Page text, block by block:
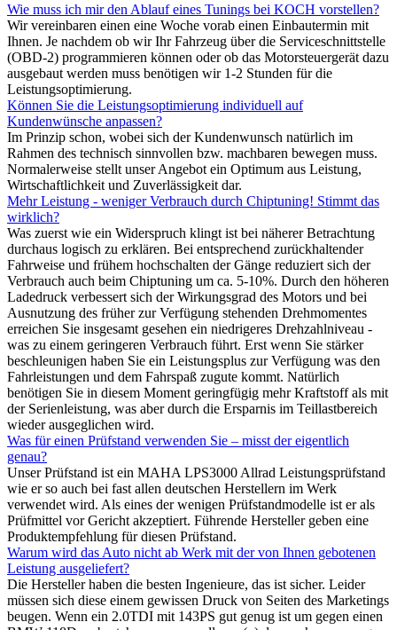
Wie muss ich mir den Ablauf eines Tunings bei KOCH vorstellen?
Wir vereinbaren einen eine Woche vorab einen Einbautermin mit
Ihnen. Je nachdem ob wir Ihr Fahrzeug über die Serviceschnittstelle
(OBD-2) programmieren können oder ob das Motorsteuergerät dazu
ausgebaut werden muss benötigen wir 1-2 Stunden für die
Leistungsoptimierung.
Können Sie die Leistungsoptimierung individuell auf
Kundenwünsche anpassen?
Im Prinzip schon, wobei sich der Kundenwunsch natürlich im
Rahmen des technisch sinnvollen bzw. machbaren bewegen muss.
Normalerweise stellt unser Angebot ein Optimum aus Leistung,
Wirtschaftlichkeit und Zuverlässigkeit dar.
Mehr Leistung - weniger Verbrauch durch Chiptuning! Stimmt das
wirklich?
Was zuerst wie ein Widerspruch klingt ist bei näherer Betrachtung
durchaus logisch zu erklären. Bei entsprechend zurückhaltender
Fahrweise und frühem hochschalten der Gänge reduziert sich der
Verbrauch auch beim Chiptuning um ca. 5-10%. Durch den höheren
Ladedruck verbessert sich der Wirkungsgrad des Motors und bei
Ausnutzung des früher zur Verfügung stehenden Drehmomentes
erreichen Sie insgesamt gesehen ein niedrigeres Drehzahlniveau -
was zu einem geringeren Verbrauch führt. Erst wenn Sie stärker
beschleunigen haben Sie ein Leistungsplus zur Verfügung was den
Fahrleistungen und dem Fahrspaß zugute kommt. Natürlich
benötigen Sie in diesem Moment geringfügig mehr Kraftstoff als mit
der Serienleistung, was aber durch die Ersparnis im Teillastbereich
wieder ausgeglichen wird.
Was für einen Prüfstand verwenden Sie – misst der eigentlich
genau?
Unser Prüfstand ist ein MAHA LPS3000 Allrad Leistungsprüfstand
wie er so auch bei fast allen deutschen Herstellern im Werk
verwendet wird. Als eines der wenigen Prüfstandmodelle ist er als
Prüfmittel vor Gericht akzeptiert. Führende Hersteller geben eine
Produktempfehlung für diesen Prüfstand.
Warum wird das Auto nicht ab Werk mit der von Ihnen gebotenen
Leistung ausgeliefert?
Die Hersteller haben die besten Ingenieure, das ist sicher. Leider
müssen sich diese einem gewissen Druck von Seiten des Marketings
beugen. Wenn ein 2.0TDI mit 143PS gut genug ist um gegen einen